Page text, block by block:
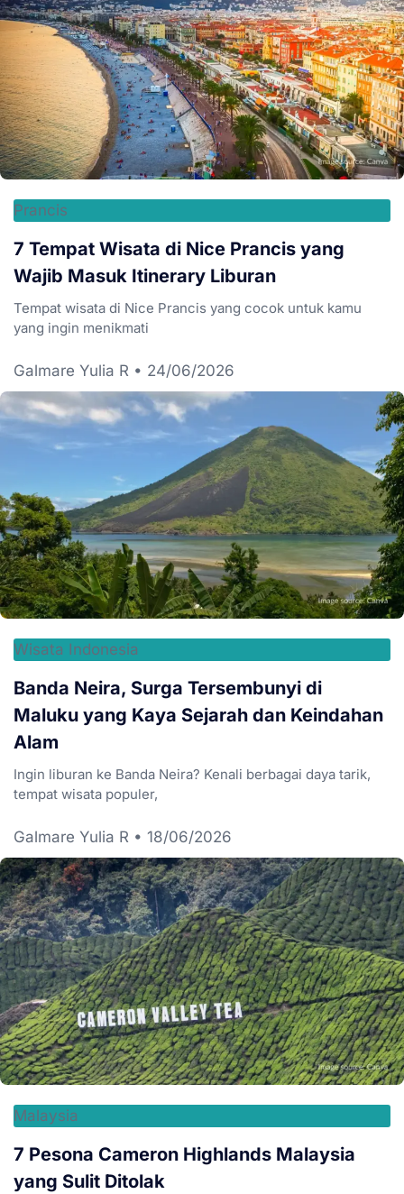
Prancis
7 Tempat Wisata di Nice Prancis yang
Wajib Masuk Itinerary Liburan
Tempat wisata di Nice Prancis yang cocok untuk kamu
yang ingin menikmati
Galmare Yulia R 24/06/2026
Wisata Indonesia
Banda Neira, Surga Tersembunyi di
Maluku yang Kaya Sejarah dan Keindahan
Alam
Ingin liburan ke Banda Neira? Kenali berbagai daya tarik,
tempat wisata populer,
Galmare Yulia R 18/06/2026
Malaysia
7 Pesona Cameron Highlands Malaysia
yang Sulit Ditolak